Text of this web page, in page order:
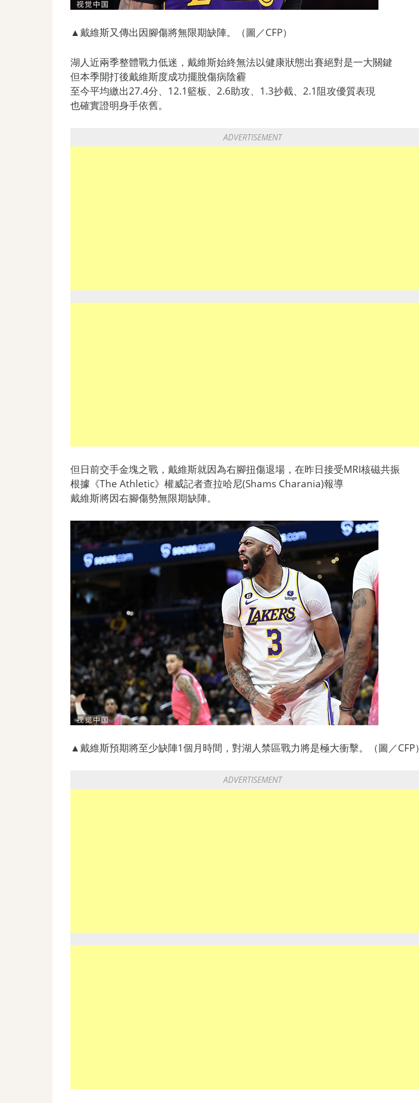
▲戴維斯又傳出因腳傷將無限期缺陣。（圖／CFP）
湖人近兩季整體戰力低迷，戴維斯始終無法以健康狀態出賽絕對是一大關鍵
但本季開打後戴維斯度成功擺脫傷病陰霾
至今平均繳出27.4分、12.1籃板、2.6助攻、1.3抄截、2.1阻攻優質表現
也確實證明身手依舊。
但日前交手金塊之戰，戴維斯就因為右腳扭傷退場，在昨日接受MRI核磁共振
根據《The Athletic》權威記者查拉哈尼(Shams Charania)報導
戴維斯將因右腳傷勢無限期缺陣。
▲戴維斯預期將至少缺陣1個月時間，對湖人禁區戰力將是極大衝擊。（圖／CFP）